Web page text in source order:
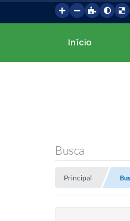
Início
Busca
Principal